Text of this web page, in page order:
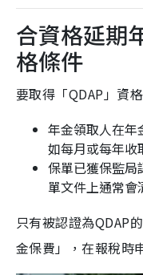
合資格延期
格條件
要取得「QDAP」資
年金領取人在年
如每月或每年收
保單已獲保監局
單文件上通常會
只有被認證為QDAP
金保費」，在報稅時